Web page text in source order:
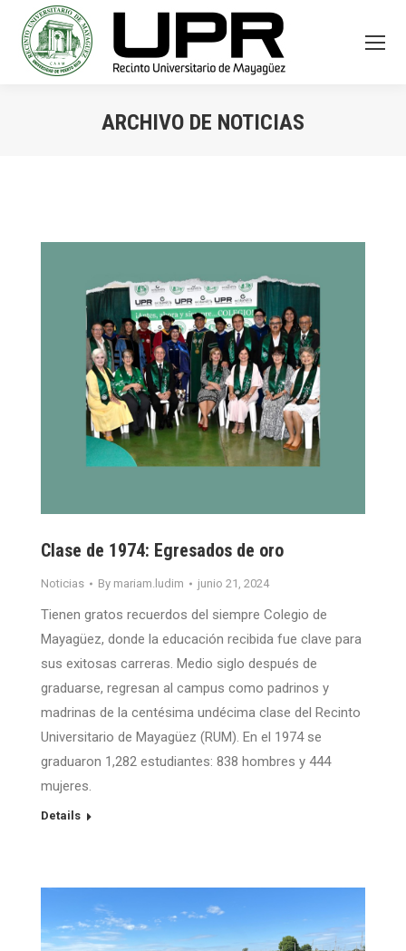
ARCHIVO DE NOTICIAS
Clase de 1974: Egresados de oro
Noticias By mariam.ludim junio 21, 2024
Tienen gratos recuerdos del siempre Colegio de
Mayagüez, donde la educación recibida fue clave para
sus exitosas carreras. Medio siglo después de
graduarse, regresan al campus como padrinos y
madrinas de la centésima undécima clase del Recinto
Universitario de Mayagüez (RUM). En el 1974 se
graduaron 1,282 estudiantes: 838 hombres y 444
mujeres.
Details